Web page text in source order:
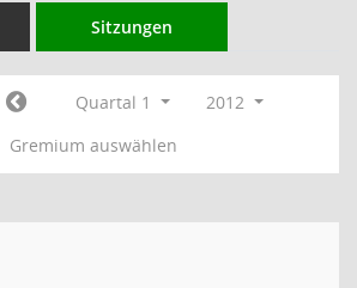
Sitzungen
Quartal 1
2012
Gremium auswählen